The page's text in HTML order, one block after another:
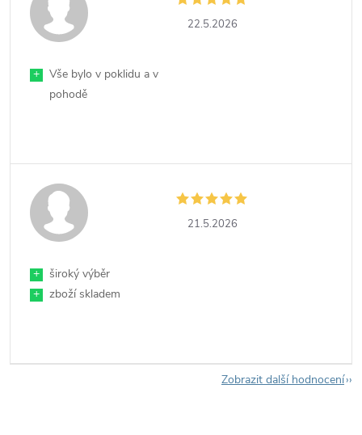
22.5.2026
+
Vše bylo v poklidu a v
pohodě
21.5.2026
+
široký výběr
+
zboží skladem
Zobrazit další hodnocení